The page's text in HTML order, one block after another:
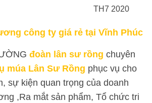
TH7 2020
công ty giá rẻ tại Vĩnh Phúc
đoàn lân sư rồng chuyên
múa Lân Sư Rồng phục vụ cho
sự kiện quan trọng của doanh
,Ra mắt sản phẩm, Tổ chức tri